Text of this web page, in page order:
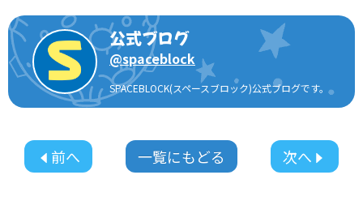
公式ブログ
@spaceblock
SPACEBLOCK(スペースブロック)公式ブログです。
前へ 一覧にもどる 次へ